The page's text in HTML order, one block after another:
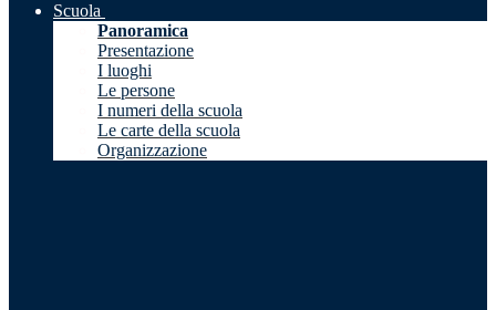
Scuola
Panoramica
Presentazione
I luoghi
Le persone
I numeri della scuola
Le carte della scuola
Organizzazione